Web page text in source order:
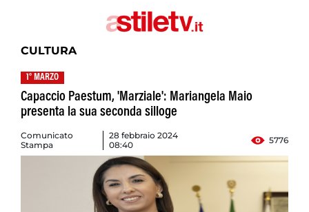
CULTURA
1° MARZO
Capaccio Paestum, 'Marziale': Mariangela Maio
presenta la sua seconda silloge
Comunicato
Stampa
28 febbraio 2024
08:40
5776